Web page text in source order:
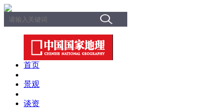
首页
景观
谈资